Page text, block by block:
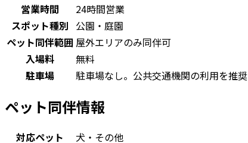
営業時間
24時間営業
スポット種別 公園・庭園
ペット同伴範囲 屋外エリアのみ同伴可
入場料
無料
駐車場
駐車場なし。公共交通機関の利用を推奨
ペット同伴情報
対応ペット
犬・その他